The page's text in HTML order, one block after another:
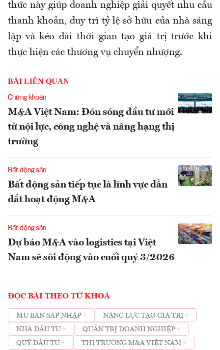
thức này giúp doanh nghiệp giải quyết nhu cầu
thanh khoản, duy trì tỷ lệ sở hữu của nhà sáng
lập và kéo dài thời gian tạo giá trị trước khi
thực hiện các thương vụ chuyển nhượng.
BÀI LIÊN QUAN
Chứng khoán
M&A Việt Nam: Đón sóng đầu tư mới
từ nội lực, công nghệ và nâng hạng thị
trường
Bất động sản
Bất động sản tiếp tục là lĩnh vực dẫn
dắt hoạt động M&A
Bất động sản
Dự báo M&A vào logistics tại Việt
Nam sẽ sôi động vào cuối quý 3/2026
ĐỌC BÀI THEO TỪ KHOÁ
MU BÁN SÁP NHẬP
NĂNG LỰC TẠO GIÁ TRỊ
NHÀ ĐẦU TƯ
QUẢN TRỊ DOANH NGHIỆP
QUỸ ĐẦU TƯ
THỊ TRƯỜNG M&A VIỆT NAM